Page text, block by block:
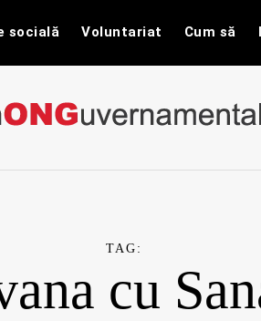
socială Voluntariat Cum să
TAG:
cu